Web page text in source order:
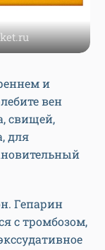
и
вен
свищей,
для
Гепарин
с тромбозом,